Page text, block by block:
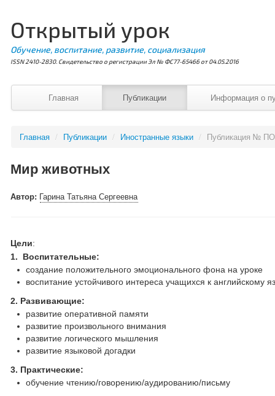
Открытый урок
Обучение, воспитание, развитие, социализация
ISSN 2410-2830. Свидетельство о регистрации Эл № ФС77-65466 от 04.05.2016
Главная Публикации Информация о
Главная / Публикации / Иностранные языки / Публикация №
Мир животных
Автор: Гарина Татьяна Сергеевна
Цели:
1. Воспитательные:
создание положительного эмоционального фона на уроке
воспитание устойчивого интереса учащихся к английскому
2. Развивающие:
развитие оперативной памяти
развитие произвольного внимания
развитие логического мышления
развитие языковой догадки
3. Практические:
обучение чтению/говорению/аудированию/письму